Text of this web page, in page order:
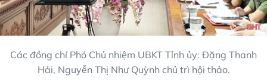
Các đồng chí Phó Chủ nhiệm UBKT Tỉnh ủy: Đặng Thanh
Hải, Nguyễn Thị Như Quỳnh chủ trì hội thảo.